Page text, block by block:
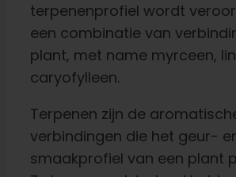
terpenenprofiel wordt
een combinatie van
plant, met name myrceen,
caryofylleen.
Terpenen zijn de
verbindingen die het geur-
smaakprofiel van een plant